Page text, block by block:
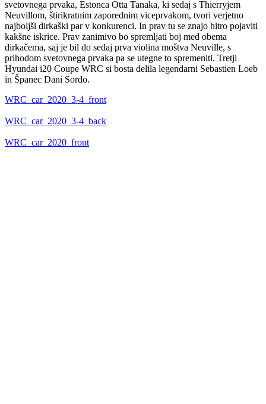
svetovnega prvaka, Estonca Otta Tanaka, ki sedaj s Thierryjem
Neuvillom, štirikratnim zaporednim viceprvakom, tvori verjetno
najboljši dirkaški par v konkurenci. In prav tu se znajo hitro pojaviti
kakšne iskrice. Prav zanimivo bo spremljati boj med obema
dirkačema, saj je bil do sedaj prva violina moštva Neuville, s
prihodom svetovnega prvaka pa se utegne to spremeniti. Tretji
Hyundai i20 Coupe WRC si bosta delila legendarni Sebastien Loeb
in Španec Dani Sordo.
WRC_car_2020_3-4_front
WRC_car_2020_3-4_back
WRC_car_2020_front